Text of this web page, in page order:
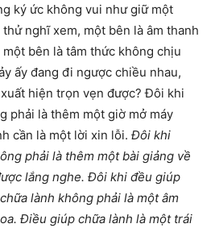
ký ức không vui như giữ một
nghĩ xem, một bên là âm thanh
bên là tâm thức không chịu
ấy đang đi ngược chiều nhau,
hiện trọn vẹn được? Đôi khi
phải là thêm một giờ mở máy
cần là một lời xin lỗi. Đôi khi
phải là thêm một bài giảng về
lắng nghe. Đôi khi đều giúp
lành không phải là một âm
Điều giúp chữa lành là một trái